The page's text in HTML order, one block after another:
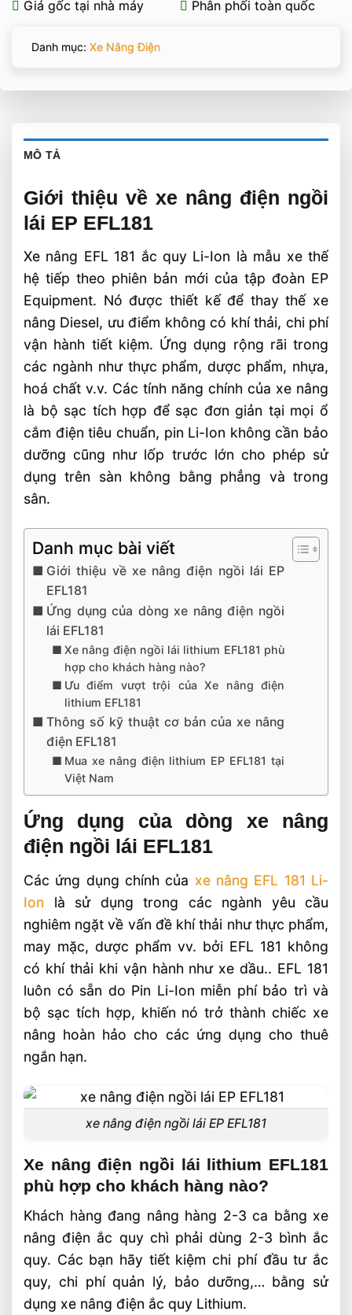
Giá gốc tại nhà máy
Phân phối toàn quốc
Danh mục: Xe Nâng Điện
MÔ TẢ
Giới thiệu về xe nâng điện ngồi
lái EP EFL181
Xe nâng EFL 181 ắc quy Li-Ion là mẫu xe thế
hệ tiếp theo phiên bản mới của tập đoàn EP
Equipment. Nó được thiết kế để thay thế xe
nâng Diesel, ưu điểm không có khí thải, chi phí
vận hành tiết kiệm. Ứng dụng rộng rãi trong
các ngành như thực phẩm, dược phẩm, nhựa,
hoá chất v.v. Các tính năng chính của xe nâng
là bộ sạc tích hợp để sạc đơn giản tại mọi ổ
cắm điện tiêu chuẩn, pin Li-Ion không cần bảo
dưỡng cũng như lốp trước lớn cho phép sử
dụng trên sàn không bằng phẳng và trong
sân.
Danh mục bài viết
Giới thiệu về xe nâng điện ngồi lái EP
EFL181
Ứng dụng của dòng xe nâng điện ngồi
lái EFL181
Xe nâng điện ngồi lái lithium EFL181 phù
hợp cho khách hàng nào?
Ưu điểm vượt trội của Xe nâng điện
lithium EFL181
Thông số kỹ thuật cơ bản của xe nâng
điện EFL181
Mua xe nâng điện lithium EP EFL181 tại
Việt Nam
Ứng dụng của dòng xe nâng
điện ngồi lái EFL181
Các ứng dụng chính của xe nâng EFL 181 Li-
Ion là sử dụng trong các ngành yêu cầu
nghiêm ngặt về vấn đề khí thải như thực phẩm,
may mặc, dược phẩm vv. bởi EFL 181 không
có khí thải khi vận hành như xe dầu.. EFL 181
luôn có sẵn do Pin Li-Ion miễn phí bảo trì và
bộ sạc tích hợp, khiến nó trở thành chiếc xe
nâng hoàn hảo cho các ứng dụng cho thuê
ngắn hạn.
xe nâng điện ngồi lái EP EFL181
Xe nâng điện ngồi lái lithium EFL181
phù hợp cho khách hàng nào?
Khách hàng đang nâng hàng 2-3 ca bằng xe
nâng điện ắc quy chì phải dùng 2-3 bình ắc
quy. Các bạn hãy tiết kiệm chi phí đầu tư ắc
quy, chi phí quản lý, bảo dưỡng,… bằng sử
dụng xe nâng điện ắc quy Lithium.